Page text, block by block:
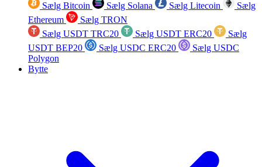
Sælg Bitcoin Sælg Solana Sælg Litecoin
Sælg
Ethereum
Sælg TRON
Sælg USDT TRC20
Sælg USDT ERC20
Sælg
USDT BEP20
Sælg USDC ERC20
Sælg USDC
Polygon
Bytte